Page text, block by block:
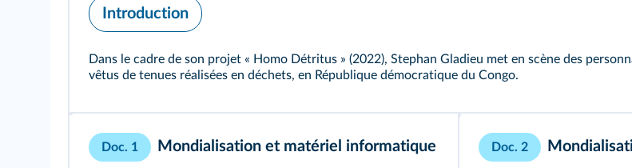
Introduction
Dans le cadre de son projet « Homo Détritus » (2022), Stephan Gladieu met en scène des
vêtus de tenues réalisées en déchets, en République démocratique du Congo.
Doc. 1 Mondialisation et matériel informatique Doc. 2